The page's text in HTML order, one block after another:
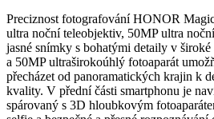
Preciznost fotografování HONOR
ultra noční teleobjektiv, 50MP ultra
jasné snímky s bohatými detaily v
a 50MP ultraširokoúhlý fotoaparát
přecházet od panoramatických krajin k
kvality. V přední části smartphonu je
spárovaný s 3D hloubkovým